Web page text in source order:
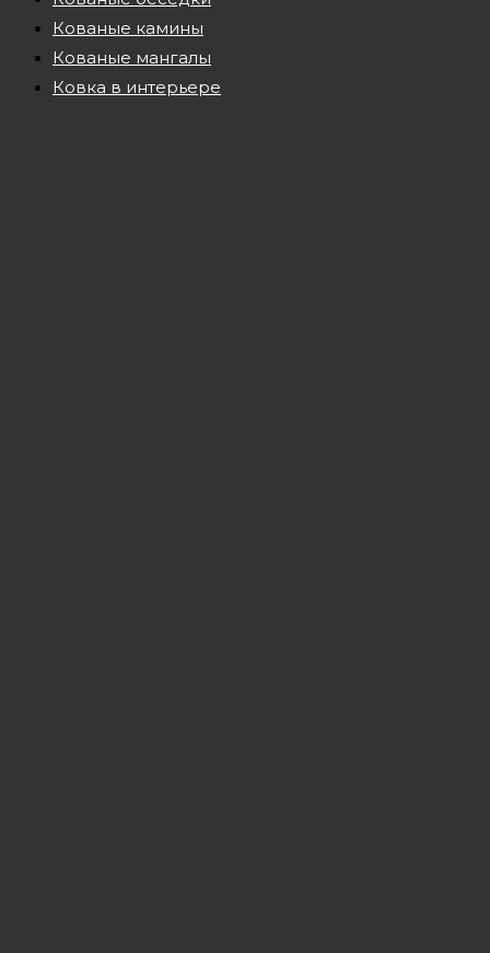
Кованые камины
Кованые мангалы
Ковка в интерьере